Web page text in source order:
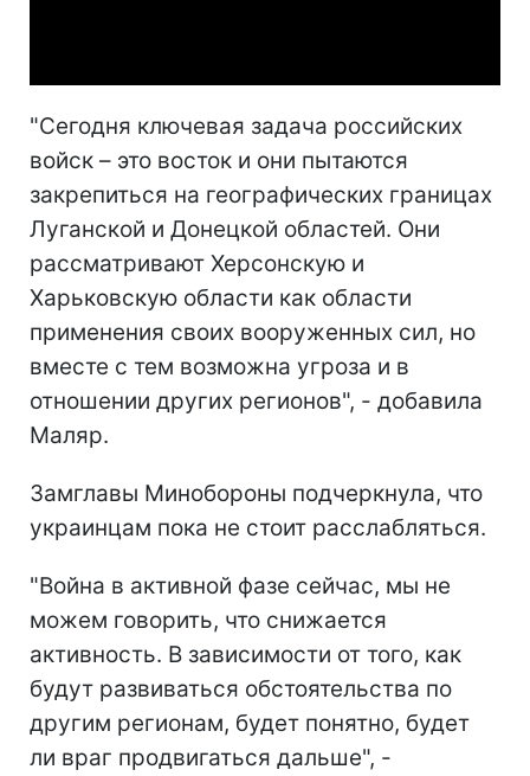
"Сегодня ключевая задача российских
войск – это восток и они пытаются
закрепиться на географических границах
Луганской и Донецкой областей. Они
рассматривают Херсонскую и
Харьковскую области как области
применения своих вооруженных сил, но
вместе с тем возможна угроза и в
отношении других регионов", - добавила
Маляр.
Замглавы Минобороны подчеркнула, что
украинцам пока не стоит расслабляться.
"Война в активной фазе сейчас, мы не
можем говорить, что снижается
активность. В зависимости от того, как
будут развиваться обстоятельства по
другим регионам, будет понятно, будет
ли враг продвигаться дальше", -